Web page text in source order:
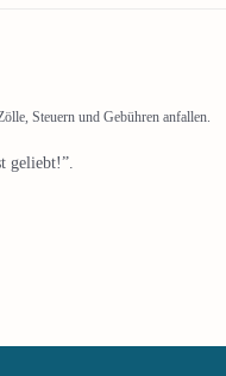
Steuern und Gebühren anfallen.
geliebt!”.